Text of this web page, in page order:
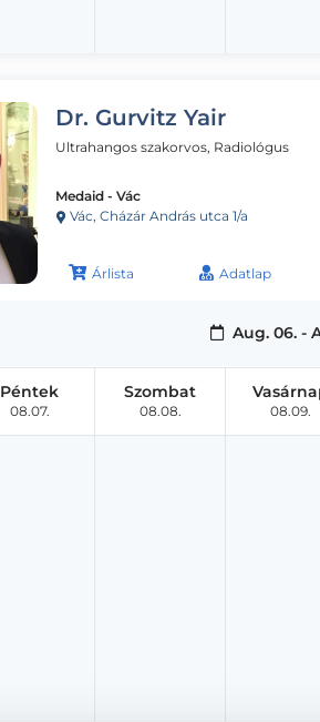
Dr. Gurvitz Yair
Ultrahangos szakorvos, Radiológus
Medaid - Vác
Vác, Cházár András utca 1/a
Árlista Adatlap
Aug. 06. -
Péntek
08.07.
Szombat
08.08. 08.09.